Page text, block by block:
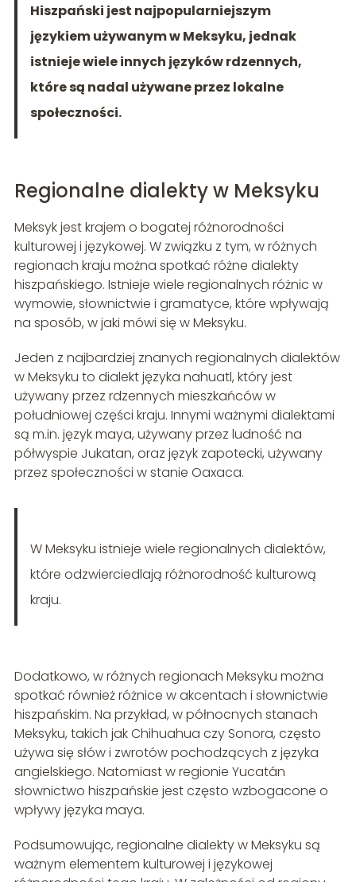
Hiszpański jest najpopularniejszym
językiem używanym w Meksyku, jednak
istnieje wiele innych języków rdzennych,
które są nadal używane przez lokalne
społeczności.
Regionalne dialekty w Meksyku
Meksyk jest krajem o bogatej różnorodności
kulturowej i językowej. W związku z tym, w różnych
regionach kraju można spotkać różne dialekty
hiszpańskiego. Istnieje wiele regionalnych różnic w
wymowie, słownictwie i gramatyce, które wpływają
na sposób, w jaki mówi się w Meksyku.
Jeden z najbardziej znanych regionalnych dialektów
w Meksyku to dialekt języka nahuatl, który jest
używany przez rdzennych mieszkańców w
południowej części kraju. Innymi ważnymi dialektami
są m.in. język maya, używany przez ludność na
półwyspie Jukatan, oraz język zapotecki, używany
przez społeczności w stanie Oaxaca.
W Meksyku istnieje wiele regionalnych dialektów,
które odzwierciedlają różnorodność kulturową
kraju.
Dodatkowo, w różnych regionach Meksyku można
spotkać również różnice w akcentach i słownictwie
hiszpańskim. Na przykład, w północnych stanach
Meksyku, takich jak Chihuahua czy Sonora, często
używa się słów i zwrotów pochodzących z języka
angielskiego. Natomiast w regionie Yucatán
słownictwo hiszpańskie jest często wzbogacone o
wpływy języka maya.
Podsumowując, regionalne dialekty w Meksyku są
ważnym elementem kulturowej i językowej